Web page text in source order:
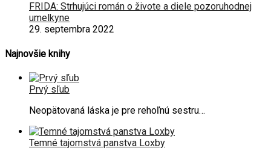
FRIDA: Strhujúci román o živote a diele pozoruhodnej
umelkyne
29. septembra 2022
Najnovšie knihy
Prvý sľub
Neopätovaná láska je pre rehoľnú sestru…
Temné tajomstvá panstva Loxby